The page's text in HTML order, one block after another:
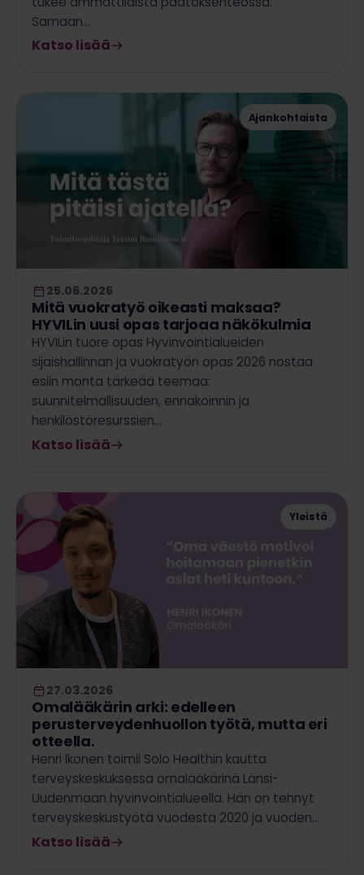
Samaan…
Katso lisää
Ajankohtaista
25.06.2026
Mitä vuokratyö oikeasti maksaa?
HYVILin uusi opas tarjoaa näkökulmia
HYVILin tuore opas Hyvinvointialueiden
sijaishallinnan ja vuokratyön opas 2026 nostaa
esiin monta tärkeää teemaa:
suunnitelmallisuuden, ennakoinnin ja
henkilöstöresurssien…
Katso lisää
Yleistä
27.03.2026
Omalääkärin arki: edelleen
perusterveydenhuollon työtä, mutta eri
otteella.
Henri Ikonen toimii Solo Healthin kautta
terveyskeskuksessa omalääkärinä Länsi-
Uudenmaan hyvinvointialueella. Hän on tehnyt
terveyskeskustyötä vuodesta 2020 ja vuoden…
Katso lisää